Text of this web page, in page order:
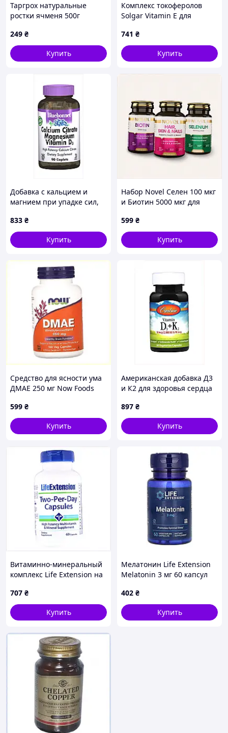
Таргрох натуральные
ростки ячменя 500г
249 ₴
Купить
Комплекс токоферолов
Solgar Vitamin E для
741 ₴
Купить
Добавка с кальцием и
магнием при упадке сил,
833 ₴
Купить
Набор Novel Селен 100 мкг
и Биотин 5000 мкг для
599 ₴
Купить
Средство для ясности ума
ДМАЕ 250 мг Now Foods
599 ₴
Купить
Американская добавка Д3
и К2 для здоровья сердца
897 ₴
Купить
Витаминно-минеральный
комплекс Life Extension на
17CT2614C5
707 ₴
Купить
Мелатонин Life Extension
Melatonin 3 мг 60 капсул
402 ₴
Купить